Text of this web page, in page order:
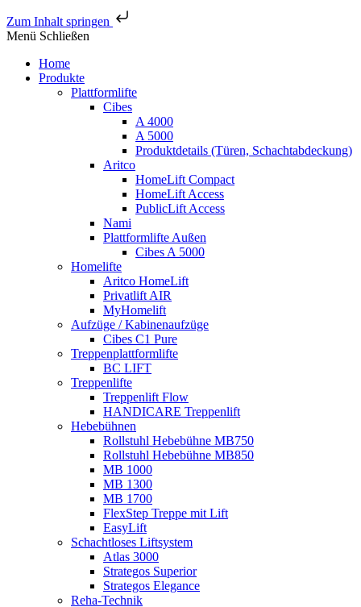
Zum Inhalt springen
Menü Schließen
Home
Produkte
Plattformlifte
Cibes
A 4000
A 5000
Produktdetails (Türen, Schachtabdeckung)
Aritco
HomeLift Compact
HomeLift Access
PublicLift Access
Nami
Plattformlifte Außen
Cibes A 5000
Homelifte
Aritco HomeLift
Privatlift AIR
MyHomelift
Aufzüge / Kabinenaufzüge
Cibes C1 Pure
Treppenplattformlifte
BC LIFT
Treppenlifte
Treppenlift Flow
HANDICARE Treppenlift
Hebebühnen
Rollstuhl Hebebühne MB750
Rollstuhl Hebebühne MB850
MB 1000
MB 1300
MB 1700
FlexStep Treppe mit Lift
EasyLift
Schachtloses Liftsystem
Atlas 3000
Strategos Superior
Strategos Elegance
Reha-Technik